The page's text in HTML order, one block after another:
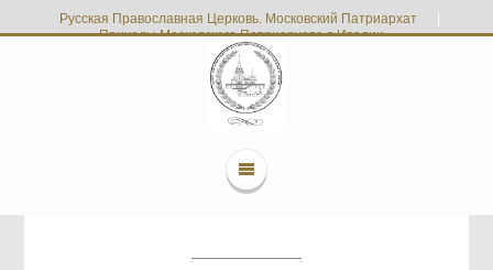
Русская Православная Церковь. Московский Патриархат
Приходы Московского Патриархата в Италии